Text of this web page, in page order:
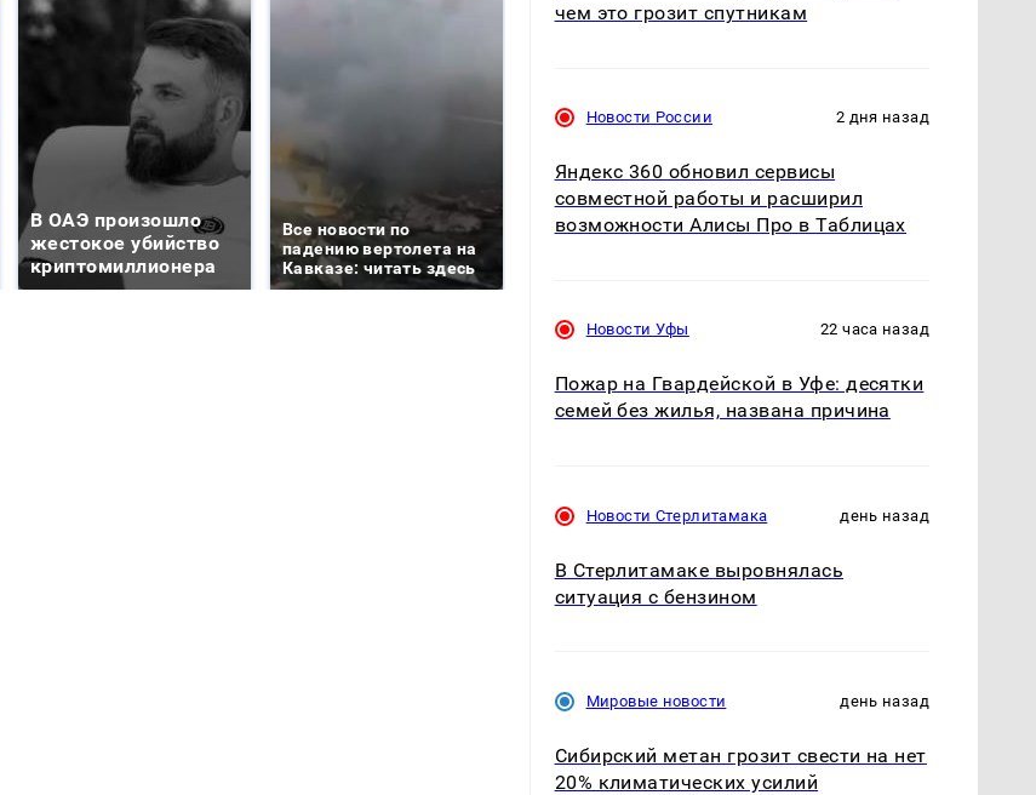
В ОАЭ произошло
жестокое убийство
криптомиллионера
Все новости по
падению вертолета на
Кавказе: читать здесь
Таких событий не
В магазинах России
чем это грозит спутникам
Новости России 2 дня назад
Яндекс 360 обновил сервисы
совместной работы и расширил
возможности Алисы Про в Таблицах
Новости Уфы 22 часа назад
Пожар на Гвардейской в Уфе: десятки
семей без жилья, названа причина
Новости Стерлитамака день назад
В Стерлитамаке выровнялась
ситуация с бензином
Мировые новости день назад
Сибирский метан грозит свести на нет
20% климатических усилий